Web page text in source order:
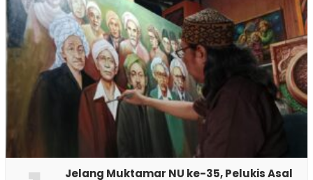
Jelang Muktamar NU ke-35, Pelukis Asal